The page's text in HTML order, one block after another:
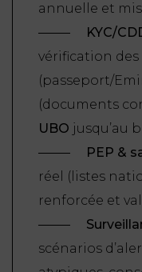
annuelle et
KYC/
vérification
(passeport/
(documents
UBO jusqu’au
PEP &
réel (listes
renforcée et
scénarios